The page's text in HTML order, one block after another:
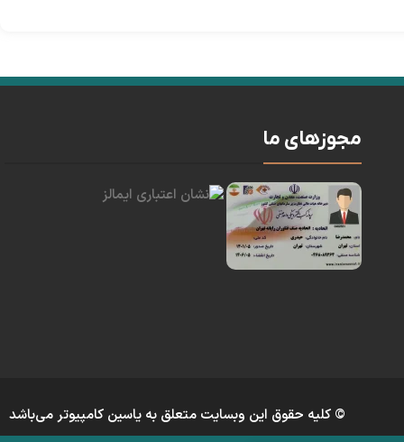
مجوزهای ما
© کلیه حقوق این وبسایت متعلق به یاسین کامپیوتر می‌باشد